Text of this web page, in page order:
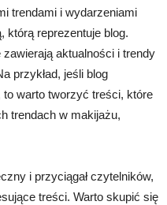
trendami i wydarzeniami
którą reprezentuje blog.
aktualności i trendy
przykład, jeśli blog
warto tworzyć treści, które
trendach w makijażu,
i przyciągał czytelników,
treści. Warto skupić się